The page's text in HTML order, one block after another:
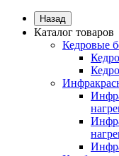
Назад
Каталог товаров
Кедровые